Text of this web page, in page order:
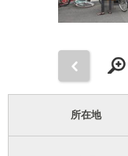
所在地